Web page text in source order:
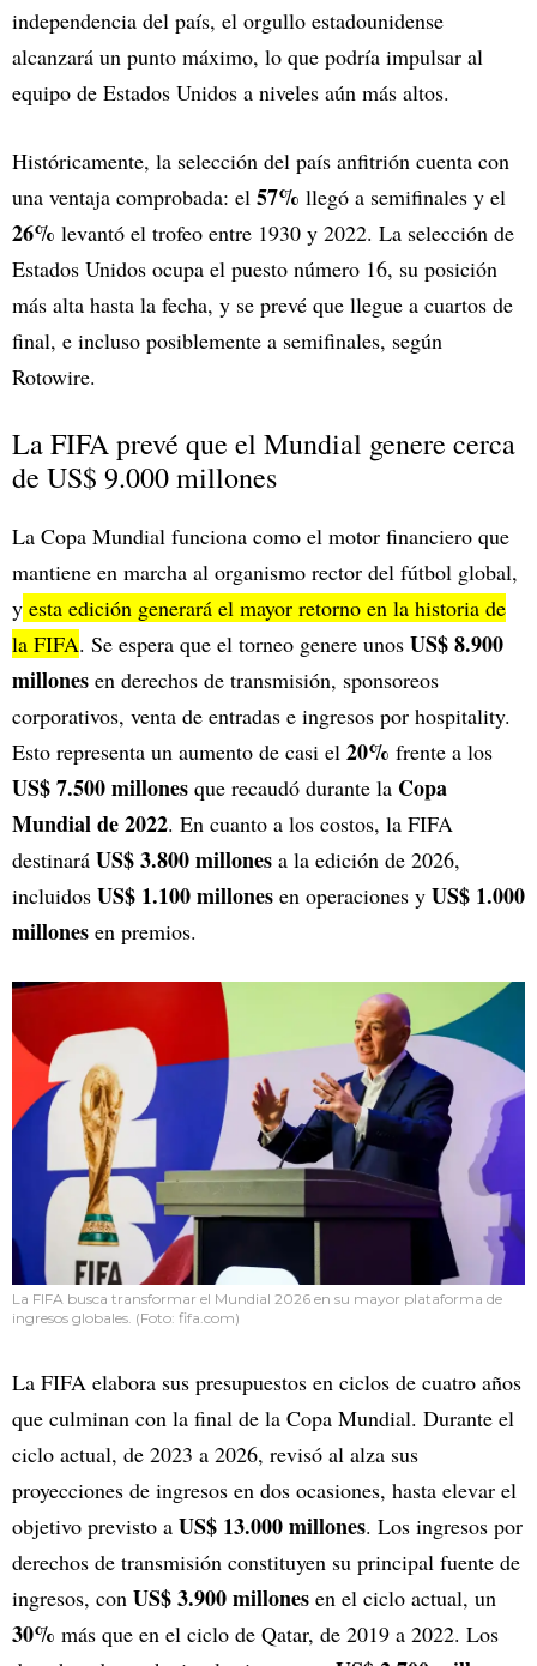
independencia del país, el orgullo estadounidense
alcanzará un punto máximo, lo que podría impulsar al
equipo de Estados Unidos a niveles aún más altos.
Históricamente, la selección del país anfitrión cuenta con
una ventaja comprobada: el 57% llegó a semifinales y el
26% levantó el trofeo entre 1930 y 2022. La selección de
Estados Unidos ocupa el puesto número 16, su posición
más alta hasta la fecha, y se prevé que llegue a cuartos de
final, e incluso posiblemente a semifinales, según
Rotowire.
La FIFA prevé que el Mundial genere cerca
de US$ 9.000 millones
La Copa Mundial funciona como el motor financiero que
mantiene en marcha al organismo rector del fútbol global,
y esta edición generará el mayor retorno en la historia de
la FIFA. Se espera que el torneo genere unos US$ 8.900
millones en derechos de transmisión, sponsoreos
corporativos, venta de entradas e ingresos por hospitality.
Esto representa un aumento de casi el 20% frente a los
US$ 7.500 millones que recaudó durante la Copa
Mundial de 2022. En cuanto a los costos, la FIFA
destinará US$ 3.800 millones a la edición de 2026,
incluidos US$ 1.100 millones en operaciones y US$ 1.000
millones en premios.
La FIFA busca transformar el Mundial 2026 en su mayor plataforma de
ingresos globales. (Foto: fifa.com)
La FIFA elabora sus presupuestos en ciclos de cuatro años
que culminan con la final de la Copa Mundial. Durante el
ciclo actual, de 2023 a 2026, revisó al alza sus
proyecciones de ingresos en dos ocasiones, hasta elevar el
objetivo previsto a US$ 13.000 millones. Los ingresos por
derechos de transmisión constituyen su principal fuente de
ingresos, con US$ 3.900 millones en el ciclo actual, un
30% más que en el ciclo de Qatar, de 2019 a 2022. Los